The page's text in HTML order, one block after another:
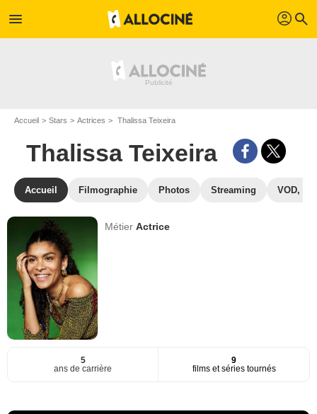
menu profil search
Accueil Stars Actrices Thalissa Teixeira
Thalissa Teixeira
Accueil Filmographie Photos Streaming VOD,
MétierActrice
5
ans de carrière
9
films et séries tournés